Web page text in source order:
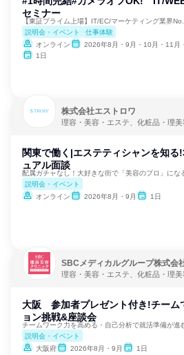
セミナー
【東証プライム上場】IT/EC/マーケティング業界
説明会・イベント
仕事体験
オンライン
2026年8月・9月・10月・11月
1日
株式会社エストロワ
理容・美容・エステ、化粧品・理美
関東で働く|エステティシャンを知る
ュアル面談
説明会・イベント
オンライン
2026年8月・9月 1日
SBCメディカルグループ株式会
理容・美容・エステ、化粧品・理
大阪 参加者プレゼント付き!チーム
ョン挑戦&座談会
チームワーク力を高める・自己分析で就活準備が進
説明会・イベント
大阪府
2026年8月・9月 1日